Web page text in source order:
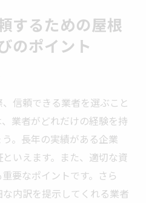
するための屋根
のポイント
信頼できる業者を選ぶこと
業者がどれだけの経験を持
。長年の実績がある企業
いえます。また、適切な資
要なポイントです。さら
内訳を提示してくれる業者